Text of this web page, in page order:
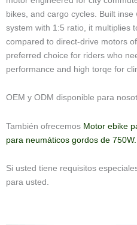
bikes, and cargo cycles. Built
system with 1:5 ratio, it multiplies
compared to direct-drive motors
preferred choice for riders who
performance and high torqe for
OEM y ODM disponible para
También ofrecemos Motor ebike
para neumáticos gordos de 750W.
Si usted tiene requisitos
para usted.